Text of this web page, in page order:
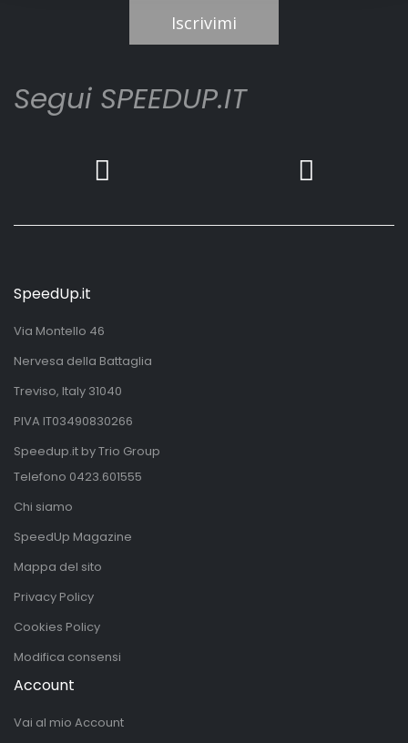
Iscrivimi
Segui SPEEDUP.IT
SpeedUp.it
Via Montello 46
Nervesa della Battaglia
Treviso, Italy 31040
PIVA IT03490830266
Speedup.it by Trio Group
Telefono 0423.601555
Chi siamo
SpeedUp Magazine
Mappa del sito
Privacy Policy
Cookies Policy
Modifica consensi
Account
Vai al mio Account